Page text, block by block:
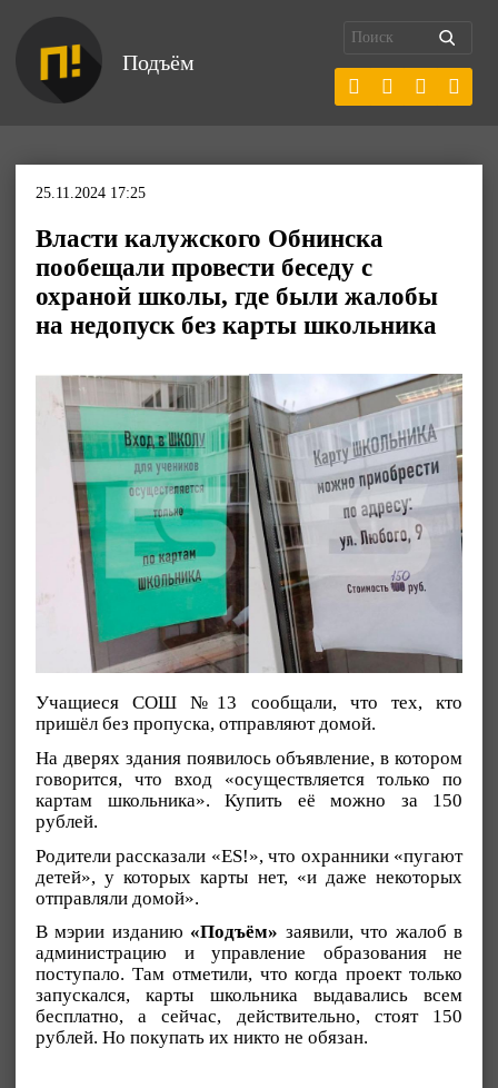
Подъём
25.11.2024 17:25
Власти калужского Обнинска
пообещали провести беседу с
охраной школы, где были жалобы
на недопуск без карты школьника
Учащиеся СОШ №13 сообщали, что тех, кто
пришёл без пропуска, отправляют домой.
На дверях здания появилось объявление, в котором
говорится, что вход «осуществляется только по
картам школьника». Купить её можно за 150
рублей.
Родители рассказали «ES!», что охранники «пугают
детей», у которых карты нет, «и даже некоторых
отправляли домой».
В мэрии изданию «Подъём» заявили, что жалоб в
администрацию и управление образования не
поступало. Там отметили, что когда проект только
запускался, карты школьника выдавались всем
бесплатно, а сейчас, действительно, стоят 150
рублей. Но покупать их никто не обязан.